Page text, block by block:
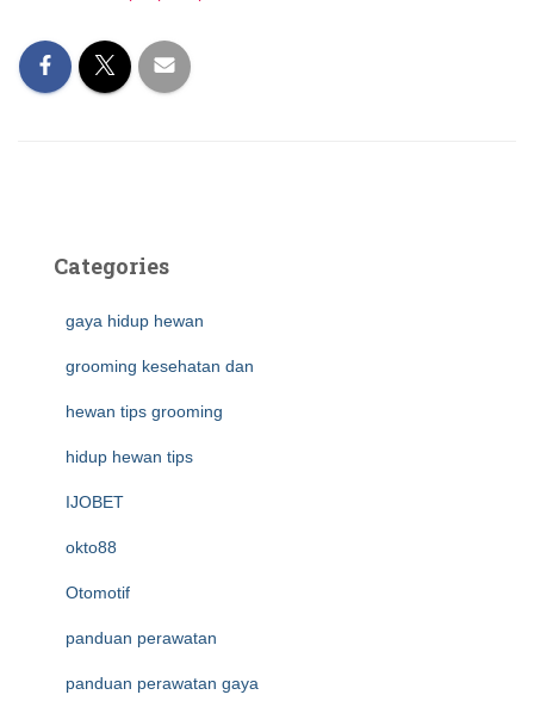
Categories
gaya hidup hewan
grooming kesehatan dan
hewan tips grooming
hidup hewan tips
IJOBET
okto88
Otomotif
panduan perawatan
panduan perawatan gaya